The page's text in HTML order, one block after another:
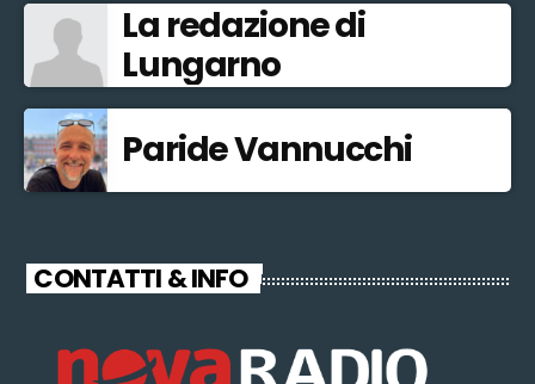
La redazione di
Lungarno
Paride Vannucchi
CONTATTI & INFO